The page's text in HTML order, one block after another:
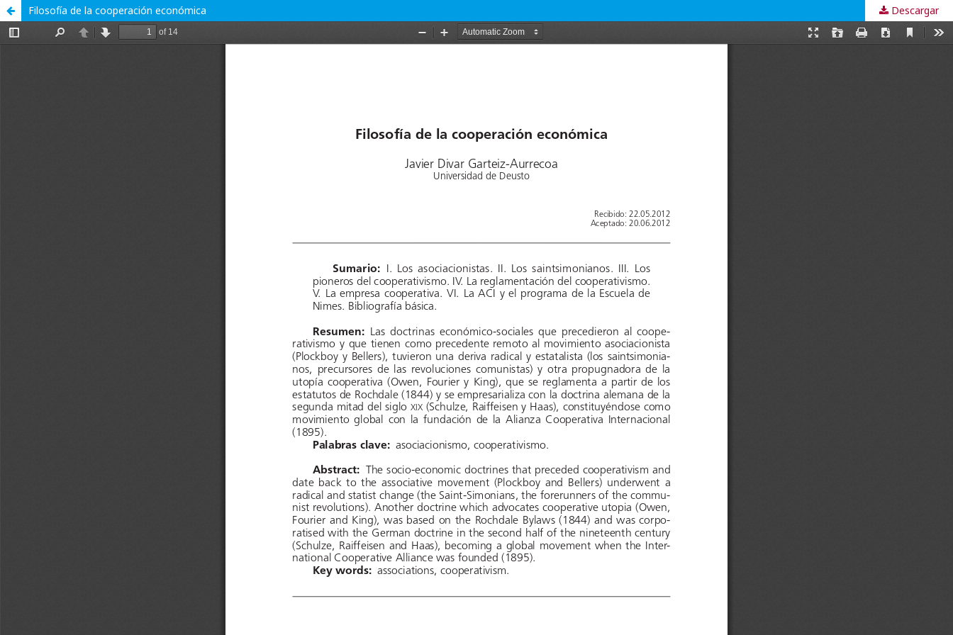
Filosofía de la cooperación económica Descargar